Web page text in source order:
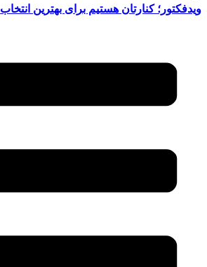
ویدفکتور؛ کنارتان هستیم برای بهترین انتخاب